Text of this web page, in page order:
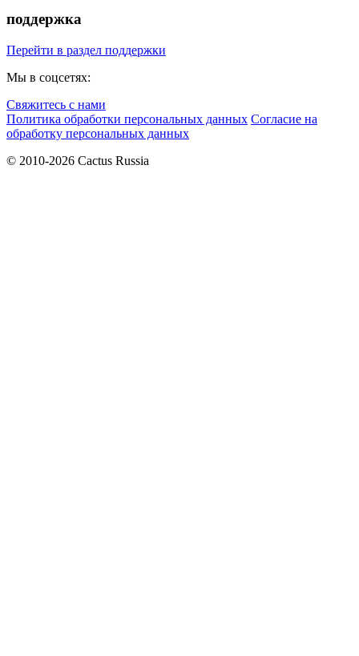
поддержка
Перейти в раздел поддержки
Мы в соцсетях:
Свяжитесь с нами
Политика обработки персональных данных Согласие на
обработку персональных данных
© 2010-2026 Cactus Russia